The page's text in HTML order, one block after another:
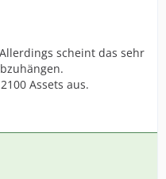
scheint das sehr
Assets aus.